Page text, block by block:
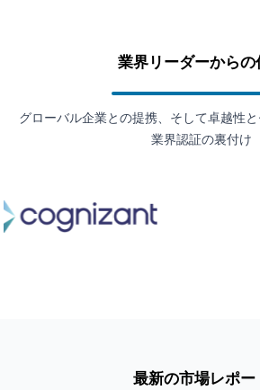
業界リーダーからの
グローバル企業との提携、そして卓越性
業界認証の裏付け
最新の市場レポー